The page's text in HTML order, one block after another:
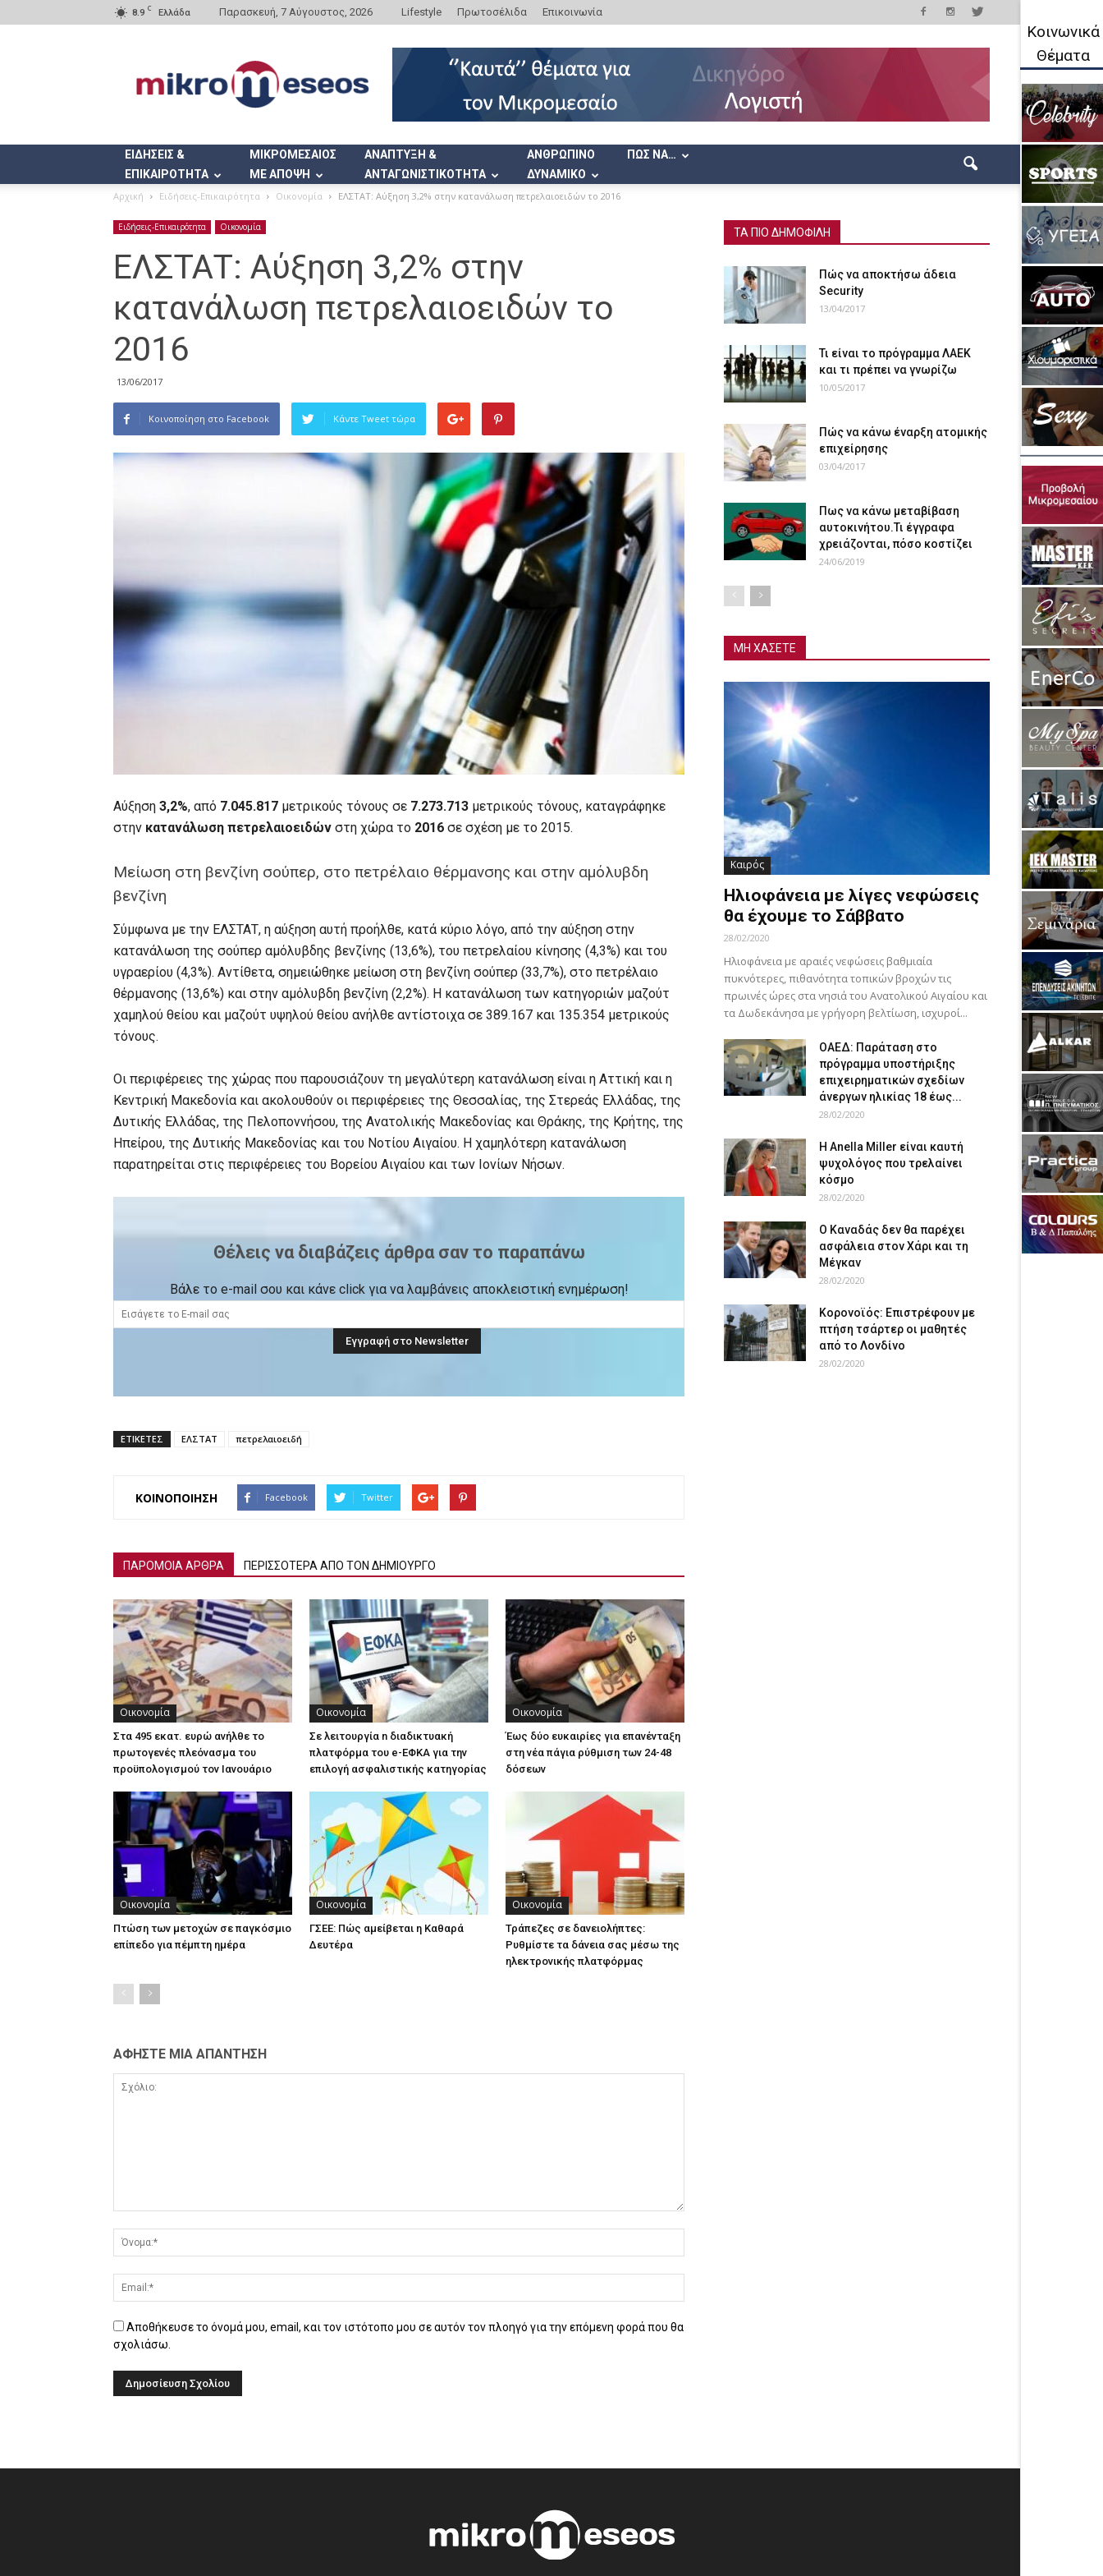
8.9 C Ελλάδα Παρασκευή, 7 Αύγουστος, 2026 Lifestyle Πρωτοσέλιδα Επικοινωνία
ΕΙΔΗΣΕΙΣ &
ΕΠΙΚΑΙΡΟΤΗΤΑ
ΜΙΚΡΟΜΕΣΑΙΟΣ
ΜΕ ΑΠΟΨΗ
ΑΝΑΠΤΥΞΗ &
ΑΝΤΑΓΩΝΙΣΤΙΚΟΤΗΤΑ
ΑΝΘΡΩΠΙΝΟ
ΔΥΝΑΜΙΚΟ
ΠΩΣ ΝΑ…
Αρχική Ειδήσεις-Επικαιρότητα Οικονομία ΕΛΣΤΑΤ: Αύξηση 3,2% στην κατανάλωση πετρελαιοειδών το 2016
Ειδήσεις-Επικαιρότητα Οικονομία
ΕΛΣΤΑΤ: Αύξηση 3,2% στην
κατανάλωση πετρελαιοειδών το
2016
13/06/2017
Κοινοποίηση στο Facebook Κάντε Tweet τώρα
Αύξηση 3,2%, από 7.045.817 μετρικούς τόνους σε 7.273.713 μετρικούς τόνους, καταγράφηκε
στην κατανάλωση πετρελαιοειδών στη χώρα το 2016 σε σχέση με το 2015.
Μείωση στη βενζίνη σούπερ, στο πετρέλαιο θέρμανσης και στην αμόλυβδη
βενζίνη
Σύμφωνα με την ΕΛΣΤΑΤ, η αύξηση αυτή προήλθε, κατά κύριο λόγο, από την αύξηση στην
κατανάλωση της σούπερ αμόλυβδης βενζίνης (13,6%), του πετρελαίου κίνησης (4,3%) και του
υγραερίου (4,3%). Αντίθετα, σημειώθηκε μείωση στη βενζίνη σούπερ (33,7%), στο πετρέλαιο
θέρμανσης (13,6%) και στην αμόλυβδη βενζίνη (2,2%). Η κατανάλωση των κατηγοριών μαζούτ
χαμηλού θείου και μαζούτ υψηλού θείου ανήλθε αντίστοιχα σε 389.167 και 135.354 μετρικούς
τόνους.
Οι περιφέρειες της χώρας που παρουσιάζουν τη μεγαλύτερη κατανάλωση είναι η Αττική και η
Κεντρική Μακεδονία και ακολουθούν οι περιφέρειες της Θεσσαλίας, της Στερεάς Ελλάδας, της
Δυτικής Ελλάδας, της Πελοποννήσου, της Ανατολικής Μακεδονίας και Θράκης, της Κρήτης, της
Ηπείρου, της Δυτικής Μακεδονίας και του Νοτίου Αιγαίου. Η χαμηλότερη κατανάλωση
παρατηρείται στις περιφέρειες του Βορείου Αιγαίου και των Ιονίων Νήσων.
Θέλεις να διαβάζεις άρθρα σαν το παραπάνω
Βάλε το e-mail σου και κάνε click για να λαμβάνεις αποκλειστική ενημέρωση!
ΕΤΙΚΕΤΕΣ ΕΛΣΤΑΤ πετρελαιοειδή
ΚΟΙΝΟΠΟΙΗΣΗ Facebook Twitter
ΠΑΡΟΜΟΙΑ ΑΡΘΡΑ ΠΕΡΙΣΣΟΤΕΡΑ ΑΠΟ ΤΟΝ ΔΗΜΙΟΥΡΓΟ
Οικονομία
Στα 495 εκατ. ευρώ ανήλθε το
πρωτογενές πλεόνασμα του
προϋπολογισμού τον Ιανουάριο
Οικονομία
Σε λειτουργία n διαδικτυακή
πλατφόρμα του e-ΕΦΚΑ για την
επιλογή ασφαλιστικής κατηγορίας
Οικονομία
Έως δύο ευκαιρίες για επανένταξη
στη νέα πάγια ρύθμιση των 24-48
δόσεων
Οικονομία
Πτώση των μετοχών σε παγκόσμιο
επίπεδο για πέμπτη ημέρα
Οικονομία
ΓΣΕΕ: Πώς αμείβεται η Καθαρά
Δευτέρα
Οικονομία
Τράπεζες σε δανειολήπτες:
Ρυθμίστε τα δάνεια σας μέσω της
ηλεκτρονικής πλατφόρμας
ΑΦΗΣΤΕ ΜΙΑ ΑΠΑΝΤΗΣΗ
Αποθήκευσε το όνομά μου, email, και τον ιστότοπο μου σε αυτόν τον πλοηγό για την επόμενη φορά που θα
σχολιάσω.
ΤΑ ΠΙΟ ΔΗΜΟΦΙΛΗ
Πώς να αποκτήσω άδεια
Security
13/04/2017
Τι είναι το πρόγραμμα ΛΑΕΚ
και τι πρέπει να γνωρίζω
10/05/2017
Πώς να κάνω έναρξη ατομικής
επιχείρησης
03/04/2017
Πως να κάνω μεταβίβαση
αυτοκινήτου.Τι έγγραφα
χρειάζονται, πόσο κοστίζει
24/06/2019
ΜΗ ΧΑΣΕΤΕ
Καιρός
Ηλιοφάνεια με λίγες νεφώσεις
θα έχουμε το Σάββατο
28/02/2020
Ηλιοφάνεια με αραιές νεφώσεις βαθμιαία
πυκνότερες, πιθανότητα τοπικών βροχών τις
πρωινές ώρες στα νησιά του Ανατολικού Αιγαίου και
τα Δωδεκάνησα με γρήγορη βελτίωση, ισχυροί...
ΟΑΕΔ: Παράταση στο
πρόγραμμα υποστήριξης
επιχειρηματικών σχεδίων
άνεργων ηλικίας 18 έως...
28/02/2020
Η Anella Miller είναι καυτή
ψυχολόγος που τρελαίνει
κόσμο
28/02/2020
Ο Καναδάς δεν θα παρέχει
ασφάλεια στον Χάρι και τη
Μέγκαν
28/02/2020
Κορονοϊός: Επιστρέφουν με
πτήση τσάρτερ οι μαθητές
από το Λονδίνο
28/02/2020
Κοινωνικά
Θέματα